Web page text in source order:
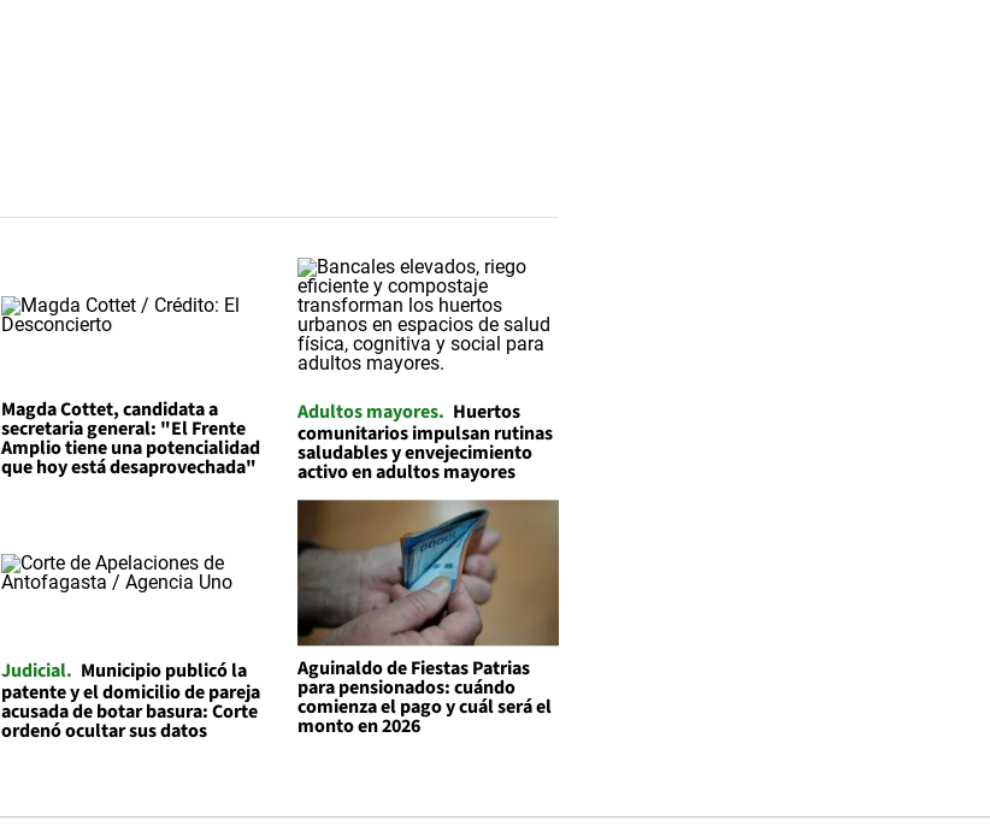
Magda Cottet, candidata a
secretaria general: "El Frente
Amplio tiene una potencialidad
que hoy está desaprovechada"
Adultos mayores Huertos
comunitarios impulsan rutinas
saludables y envejecimiento
activo en adultos mayores
Judicial
Municipio publicó la
patente y el domicilio de pareja
acusada de botar basura: Corte
ordenó ocultar sus datos
Aguinaldo de Fiestas Patrias
para pensionados: cuándo
comienza el pago y cuál será el
monto en 2026